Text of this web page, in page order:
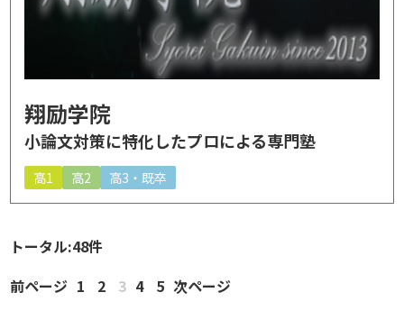
翔励学院
小論文対策に特化したプロによる専門塾
高1 高2 高3・既卒
トータル:48件
前ページ 1 2 3 4 5 次ページ